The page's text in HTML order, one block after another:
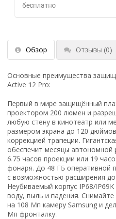
Бесплатно
Обзор Отзывы (0)
Основные преимущества
Active 12 Pro:
Первый в мире защищённый
проектором 200 люмен и
любую стену в кинотеатр или
размером экрана до 120
коррекцией трапеции.
обеспечит месяцы
6.75 часов проекции или 19
фонаря. До 48 ГБ оперативной
с возможностью расширения
Неубиваемый корпус IP68/
воду, пыль и падения.
на 108 Мп камеру Samsung и
Мп фронталку.